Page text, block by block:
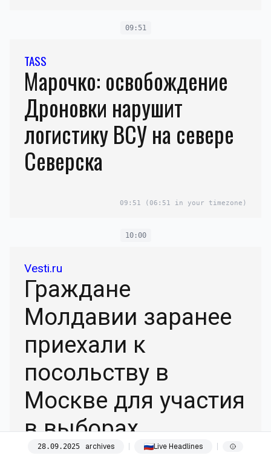
09:51
TASS
Марочко: освобождение
Дроновки нарушит
логистику ВСУ на севере
Северска
09:51 (06:51 in your timezone)
10:00
Vesti.ru
Граждане
Молдавии заранее
приехали к
посольству в
Москве для участия
в выборах
28.09.2025 archives Live Headlines